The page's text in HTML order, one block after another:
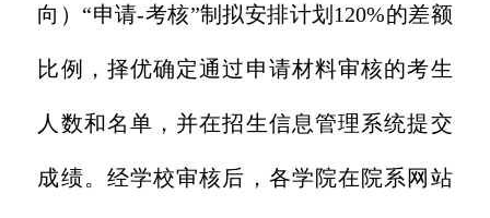
向）“申请-考核”制拟安排计划120%的差额
比例，择优确定通过申请材料审核的考生
人数和名单，并在招生信息管理系统提交
成绩。经学校审核后，各学院在院系网站